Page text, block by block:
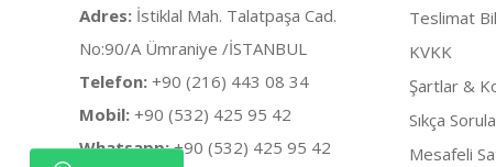
Adres: İstiklal Mah. Talatpaşa Cad.
No:90/A Ümraniye /İSTANBUL
Telefon: +90 (216) 443 08 34
Mobil: +90 (532) 425 95 42
Whatsapp:+90 (532) 425 95 42
Teslimat
KVKK
Şartlar &
Sıkça
Mesafeli